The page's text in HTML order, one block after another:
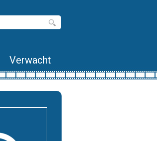
Verwacht